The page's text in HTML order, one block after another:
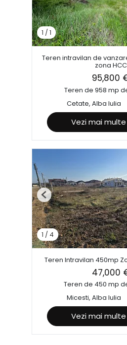
1 /1
Teren intravilan de
zona HCC
95,800
Teren de 958 mp
Cetate, Alba Iulia
Vezi mai
1 / 4
Previous
Teren Intravilan 450mp
47,000
Teren de 450 mp
Micesti, Alba Iulia
Vezi mai